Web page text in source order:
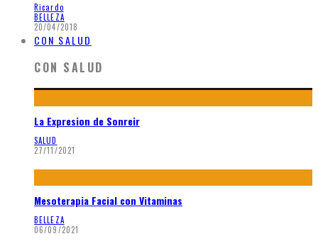
Ricardo
BELLEZA
20/04/2018
CON SALUD
CON SALUD
La Expresion de Sonreir
SALUD
27/11/2021
Mesoterapia Facial con Vitaminas
BELLEZA
06/09/2021